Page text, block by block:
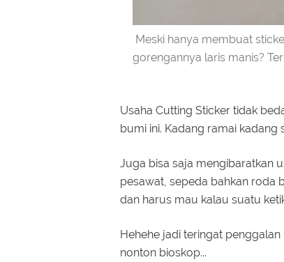
Meski hanya membuat
gorengannya laris manis?
Usaha Cutting Sticker tidak
bumi ini. Kadang ramai kadang
Juga bisa saja mengibaratkan
pesawat, sepeda bahkan roda
dan harus mau kalau suatu
Hehehe jadi teringat
nonton bioskop...